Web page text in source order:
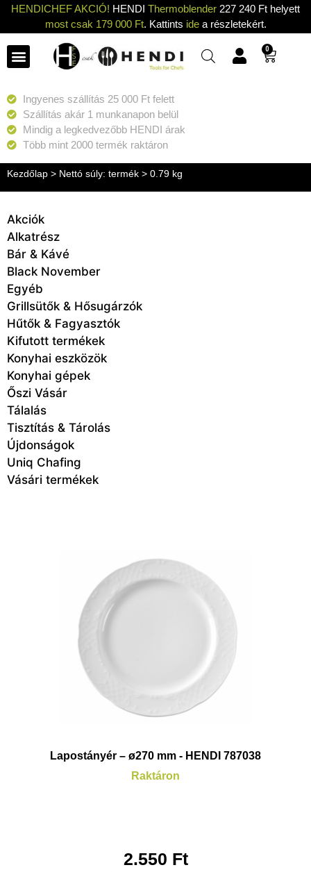
HENDICHEF AKCIÓ! HENDI Thermoblender 227 240 Ft helyett
most csak 179 000 Ft. Kattints idea részletekért.
0
Ingyenes szállítás 25 000 Ft felett
Szállítás akár 1 munkanapon belül
Mindig a legkedvezőbb HENDI árak
Több mint 2000 termék raktáron
Kezdőlap > Nettó súly: termék > 0.79 kg
Akciók
Alkatrész
Bár & Kávé
Black November
Egyéb
Grillsütők & Hősugárzók
Hűtők & Fagyasztók
Kifutott termékek
Konyhai eszközök
Konyhai gépek
Őszi Vásár
Tálalás
Tisztítás & Tárolás
Újdonságok
Uniq Chafing
Vásári termékek
Lapostányér – ø270 mm - HENDI 787038
Raktáron
2.550 Ft